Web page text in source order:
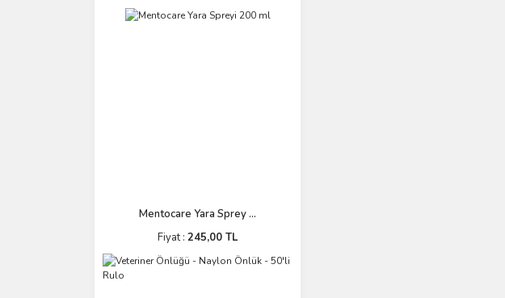
Mentocare Yara Sprey ...
Fiyat : 245,00 TL